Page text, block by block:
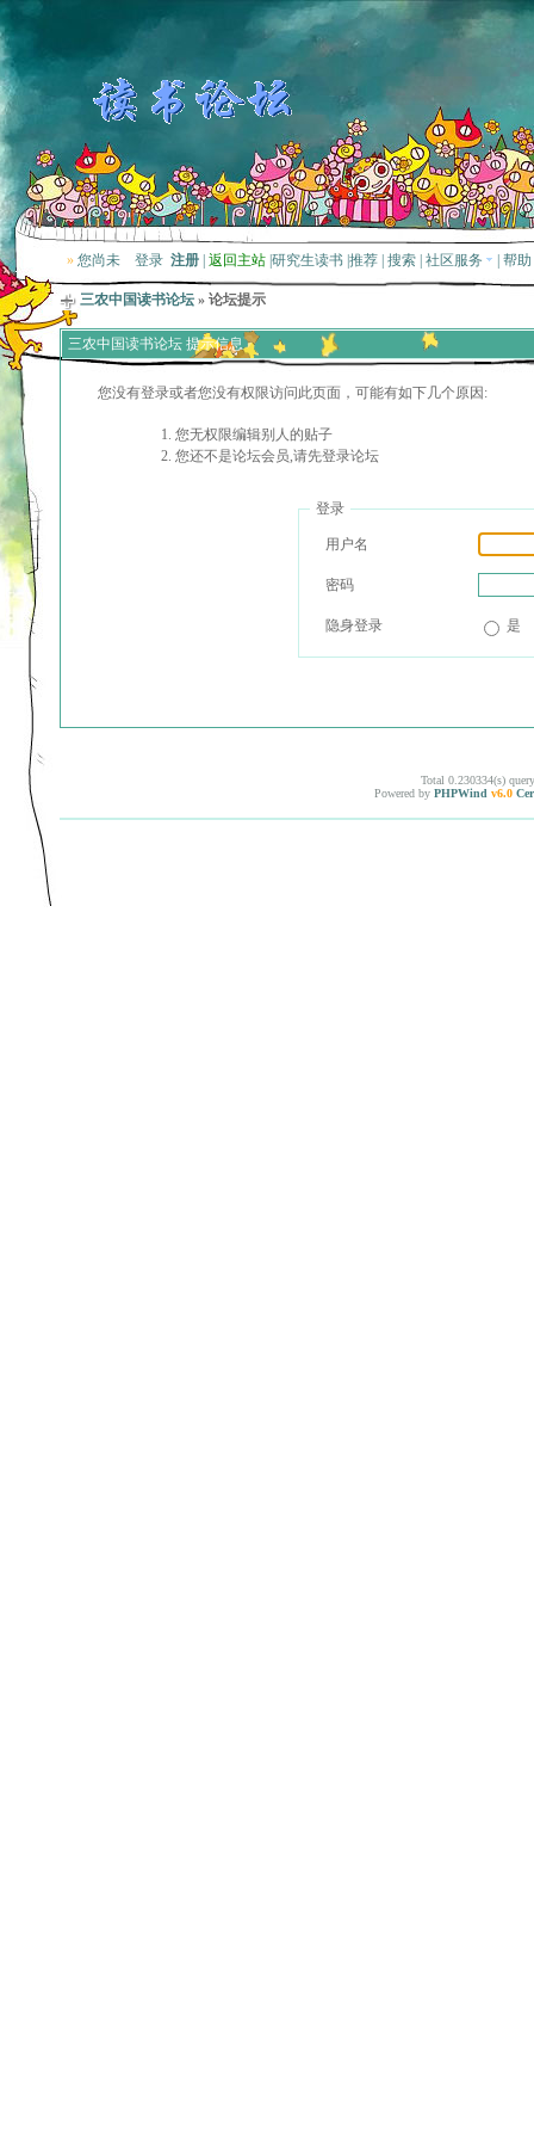
» 您尚未 登录 注册 返回主站 研究生读书 推荐 搜索 社区服务 帮助
三农中国读书论坛 » 论坛提示
三农中国读书论坛 提示信息
您没有登录或者您没有权限访问此页面，可能有如下几个原因:
您无权限编辑别人的贴子
您还不是论坛会员,请先登录论坛
登录
用户名
密码
隐身登录 是
Total 0.230334(s)
Powered by PHPWind v6.0